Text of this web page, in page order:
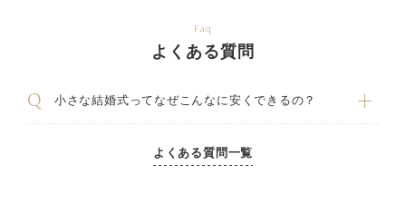
Faq
よくある質問
小さな結婚式ってなぜこんなに安くできるの？
よくある質問一覧